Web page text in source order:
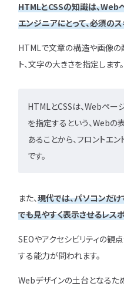
HTMLとCSSの知識は、Web
エンジニアにとって、必須の
HTMLで文章の構造や画像の
ト、文字の大きさを指定します。
HTMLとCSSは、Webペー
を指定するという、Web
あることから、フロントエ
です。
また、現代では、パソコンだけ
でも見やすく表示させるレ
SEOやアクセシビリティの観
する能力が問われます。
Webデザインの土台となるた